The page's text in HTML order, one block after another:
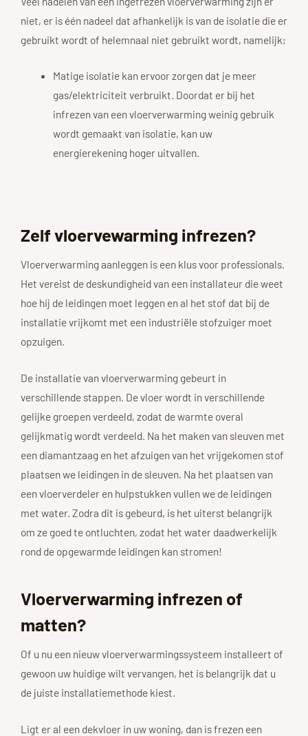
niet, er is één nadeel dat afhankelijk is van de isolatie die er
gebruikt wordt of helemnaal niet gebruikt wordt, namelijk;
Matige isolatie kan ervoor zorgen dat je meer
gas/elektriciteit verbruikt. Doordat er bij het
infrezen van een vloerverwarming weinig gebruik
wordt gemaakt van isolatie, kan uw
energierekening hoger uitvallen.
Zelf vloervewarming infrezen?
Vloerverwarming aanleggen is een klus voor professionals.
Het vereist de deskundigheid van een installateur die weet
hoe hij de leidingen moet leggen en al het stof dat bij de
installatie vrijkomt met een industriële stofzuiger moet
opzuigen.
De installatie van vloerverwarming gebeurt in
verschillende stappen. De vloer wordt in verschillende
gelijke groepen verdeeld, zodat de warmte overal
gelijkmatig wordt verdeeld. Na het maken van sleuven met
een diamantzaag en het afzuigen van het vrijgekomen stof
plaatsen we leidingen in de sleuven. Na het plaatsen van
een vloerverdeler en hulpstukken vullen we de leidingen
met water. Zodra dit is gebeurd, is het uiterst belangrijk
om ze goed te ontluchten, zodat het water daadwerkelijk
rond de opgewarmde leidingen kan stromen!
Vloerverwarming infrezen of
matten?
Of u nu een nieuw vloerverwarmingssysteem installeert of
gewoon uw huidige wilt vervangen, het is belangrijk dat u
de juiste installatiemethode kiest.
Ligt er al een dekvloer in uw woning, dan is frezen een